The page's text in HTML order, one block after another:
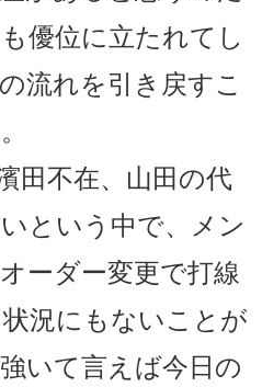
優位に立たれてし
流れを引き戻すこ
田不在、山田の代
という中で、メン
ーダー変更で打線
況にもないことが
いて言えば今日の